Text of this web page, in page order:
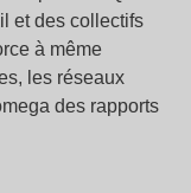
et des collectifs
à même
les réseaux
des rapports